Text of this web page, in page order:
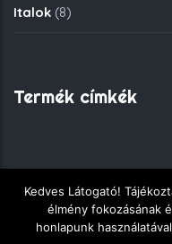
Italok (8)
Termék címkék
Copyright © 2018 -
Kedves Látogató!
élmény fokozásának
honlapunk